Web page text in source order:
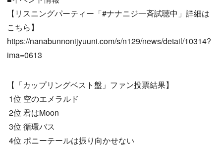
【リスニングパーティー「#ナナニジ一斉試聴中」詳細は
こちら】
https://nanabunnonijyuuni.com/s/n129/news/detail/10314?
ima=0613
【「カップリングベスト盤」ファン投票結果】
1位 空のエメラルド
2位 君はMoon
3位 循環バス
4位 ポニーテールは振り向かせない